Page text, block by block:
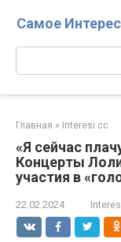
Самое
Поиск:
Главная » Interesi.cc
«Я сейчас
Концерты
участия в
22.02.2024